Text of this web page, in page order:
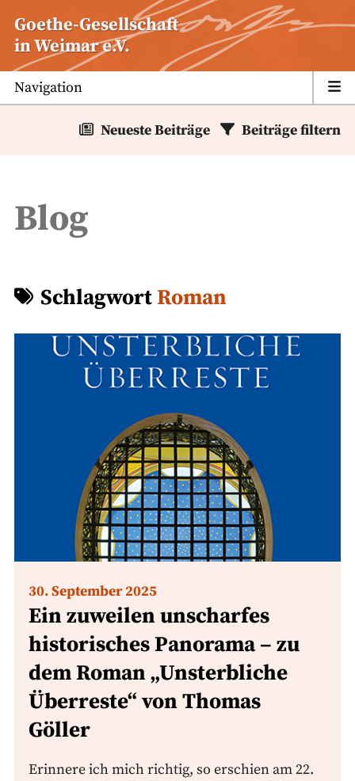
Inhalt
springen
Goethe-Gesellschaft
in Weimar e.V.
Navigation
Neueste Beiträge Beiträge filtern
Blog
SchlagwortRoman
30. September 2025
Ein zuweilen unscharfes
historisches Panorama – zu
dem Roman „Unsterbliche
Überreste“ von Thomas
Göller
Erinnere ich mich richtig, so erschien am 22.